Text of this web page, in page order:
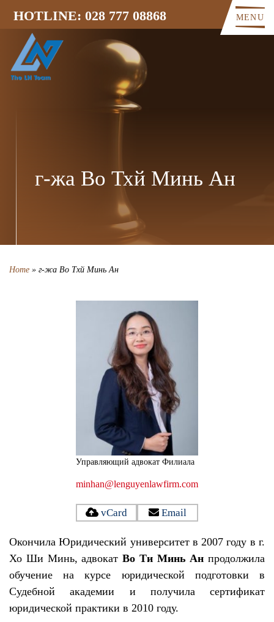
HOTLINE: 028 777 08868 MENU
г-жа Во Тхй Минь Ан
Home » г-жа Во Тхй Минь Ан
Управляющий адвокат Филиалa
minhan@lenguyenlawfirm.com
vCard Email
Окончила Юридический университет в 2007 году в г.
Хо Ши Минь, адвокат Во Ти Минь Ан продолжила
обучение на курсе юридической подготовки в
Судебной академии и получила сертификат
юридической практики в 2010 году.